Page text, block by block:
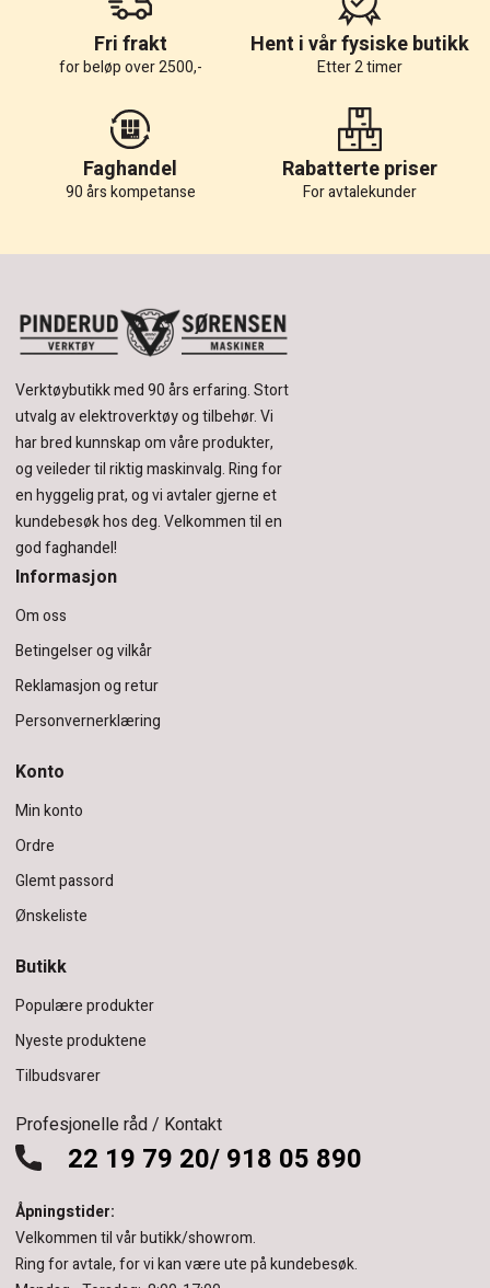
Fri frakt
for beløp over 2500,-
Hent i vår fysiske butikk
Etter 2 timer
Faghandel
90 års kompetanse
Rabatterte priser
For avtalekunder
Verktøybutikk med 90 års erfaring.Stort
utvalg av elektroverktøy og tilbehør.Vi
har bred kunnskap om våre produkter,
og veileder til riktig maskinvalg. Ring for
en hyggelig prat, og vi avtaler gjerne et
kundebesøk hos deg.Velkommen til en
god faghandel!
Informasjon
Om oss
Betingelser og vilkår
Reklamasjon og retur
Personvernerklæring
Konto
Min konto
Ordre
Glemt passord
Ønskeliste
Butikk
Populære produkter
Nyeste produktene
Tilbudsvarer
Profesjonelle råd / Kontakt
22 19 79 20/ 918 05 890
Åpningstider:
Velkommen til vår butikk/showrom.
Ring for avtale, for vi kan være ute på kundebesøk.